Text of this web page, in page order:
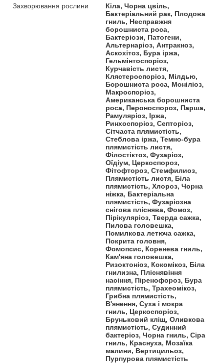
Захворювання рослини
Кіла, Чорна цвіль,
Бактеріальний рак, Плодова
гниль, Несправжня
борошниста роса,
Бактеріози, Патогени,
Альтернаріоз, Антракноз,
Аскохітоз, Бура іржа,
Гельмінтоспоріоз,
Курчавість листя,
Клястероспоріоз, Мілдью,
Борошниста роса, Моніліоз,
Макроспоріоз,
Американська борошниста
роса, Пероноспороз, Парша,
Рамуляріоз, Іржа,
Ринхоспоріоз, Септоріоз,
Сітчаста плямистість,
Стеблова іржа, Темно-бура
плямистість листя,
Філостіктоз, Фузаріоз,
Оїдіум, Церкоспороз,
Фітофтороз, Стемфилиоз,
Плямистість листя, Біла
плямистість, Хлороз, Чорна
ніжка, Бактеріальна
плямистість, Фузаріозна
снігова пліснява, Фомоз,
Пірікуляріоз, Тверда сажка,
Пилова головешка,
Помилкова летюча сажка,
Покрита головня,
Фомопсис, Коренева гниль,
Кам'яна головешка,
Ризоктоніоз, Кокомікоз, Біла
гнилизна, Пліснявіння
насіння, Піренофороз, Бура
плямистість, Трахеомікоз,
Грибна плямистість,
В'янення, Суха і мокра
гниль, Церкоспоріоз,
Бруньковий кліщ, Оливкова
плямистість, Судинний
бактеріоз, Чорна гниль, Сіра
гниль, Краснуха, Мозаїка
малини, Вертицильоз,
Пурпурова плямистість